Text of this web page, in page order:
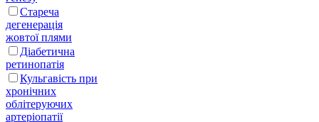
Стареча
дегенерація
жовтої плями
Діабетична
ретинопатія
Кульгавість при
хронічних
облітеруючих
артеріопатії